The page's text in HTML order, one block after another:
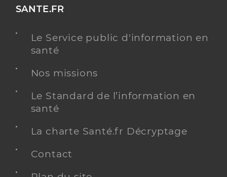
SANTE.FR
Le Service public d'information en
santé
Nos missions
Le Standard de l’information en
santé
La charte Santé.fr Décryptage
Contact